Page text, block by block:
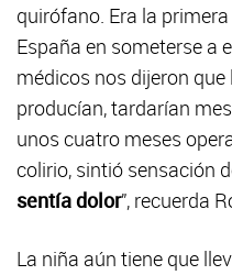
quirófano. Era la
España en someterse a
médicos nos dijeron
producían, tardarían
unos cuatro meses
colirio, sintió sensación
sentía dolor”, recuerda
La niña aún tiene que